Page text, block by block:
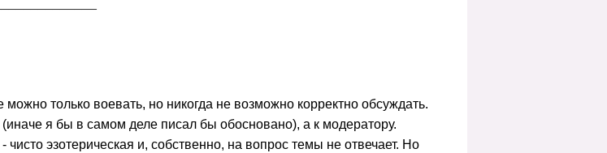
только воевать, но никогда не возможно корректно обсуждать.
я бы в самом деле писал бы обосновано), а к модератору.
эзотерическая и, собственно, на вопрос темы не отвечает. Но